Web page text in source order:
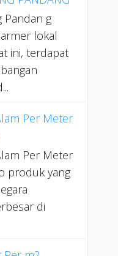
Pandan g
lokal
ini, terdapat
Per Meter
Per Meter
produk yang
di